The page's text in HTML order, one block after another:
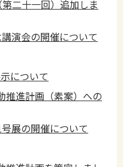
二十一回）追加しま
演会の開催について
について
推進計画（素案）への
展の開催について